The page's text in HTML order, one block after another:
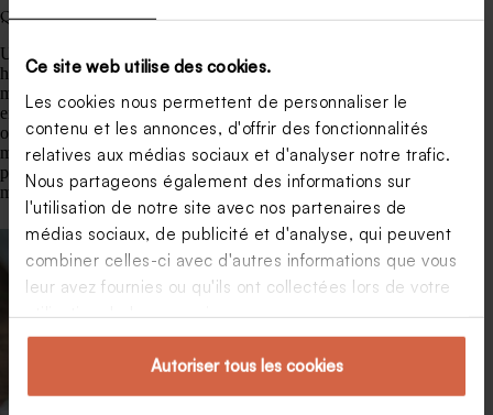
Ce site web utilise des cookies.
Les cookies nous permettent de personnaliser le
contenu et les annonces, d'offrir des fonctionnalités
relatives aux médias sociaux et d'analyser notre trafic.
Nous partageons également des informations sur
l'utilisation de notre site avec nos partenaires de
médias sociaux, de publicité et d'analyse, qui peuvent
combiner celles-ci avec d'autres informations que vous
leur avez fournies ou qu'ils ont collectées lors de votre
utilisation de leurs services.
Autoriser tous les cookies
Quel type d’or ?
Une médaille de baptême, qu’elle soit religieuse ou laïque, est
habituellement en or, bien qu’il existe des modèles en métaux
moins nobles. Il existe différentes couleurs qui laissent de plus
en plus de possibilités pour offrir une médaille de baptême
originale : si l’or jaune est la couleur traditionnelle des
médailles, l’or blanc et l’or rose sont de plus en plus
populaires auprès des familles souhaitant opter pour une
médaille de baptême moderne.